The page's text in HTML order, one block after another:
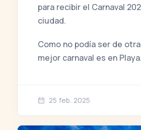
para recibir el Carnaval
ciudad.
Como no podía ser de
mejor carnaval es en Playa.
25 feb. 2025